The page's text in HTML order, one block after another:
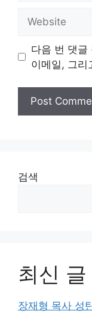
다음 번 댓글
이메일, 그리
검색
최신 글
장재형 목사 성